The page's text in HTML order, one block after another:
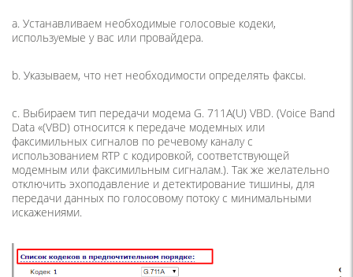
a. Устанавливаем необходимые голосовые кодеки,
используемые у вас или провайдера.
b. Указываем, что нет необходимости определять факсы.
c. Выбираем тип передачи модема G. 711A(U) VBD. (Voice Band
Data «(VBD) относится к передаче модемных или
факсимильных сигналов по речевому каналу с
использованием RTP с кодировкой, соответствующей
модемным или факсимильным сигналам.). Так же желательно
отключить эхоподавление и детектирование тишины, для
передачи данных по голосовому потоку с минимальными
искажениями.